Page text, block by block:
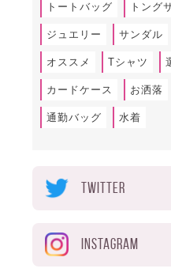
トートバッグ トング
ジュエリー サンダル
オススメ Tシャツ
カードケース お洒落
通勤バッグ 水着
TWITTER
INSTAGRAM